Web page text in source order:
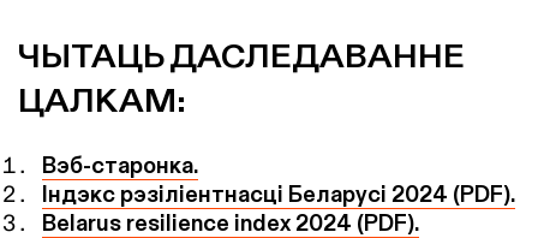
ЧЫТАЦЬ ДАСЛЕДАВАННЕ
ЦАЛКАМ:
Вэб-старонка.
Індэкс рэзіліентнасці Беларусі 2024 (PDF).
Belarus resilience index 2024 (PDF).